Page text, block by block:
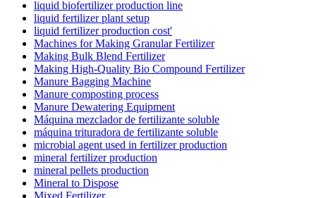
liquid biofertilizer production line
liquid fertilizer plant setup
liquid fertilizer production cost'
Machines for Making Granular Fertilizer
Making Bulk Blend Fertilizer
Making High-Quality Bio Compound Fertilizer
Manure Bagging Machine
Manure composting process
Manure Dewatering Equipment
Máquina mezclador de fertilizante soluble
máquina trituradora de fertilizante soluble
microbial agent used in fertilizer production
mineral fertilizer production
mineral pellets production
Mineral to Dispose